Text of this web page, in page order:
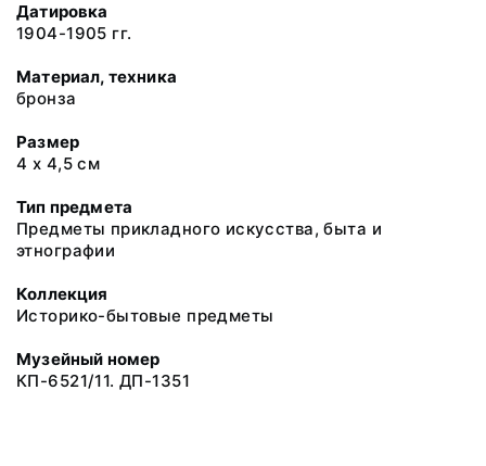
Датировка
1904-1905 гг.
Материал, техника
бронза
Размер
4 х 4,5 см
Тип предмета
Предметы прикладного искусства, быта и
этнографии
Коллекция
Историко-бытовые предметы
Музейный номер
КП-6521/11. ДП-1351